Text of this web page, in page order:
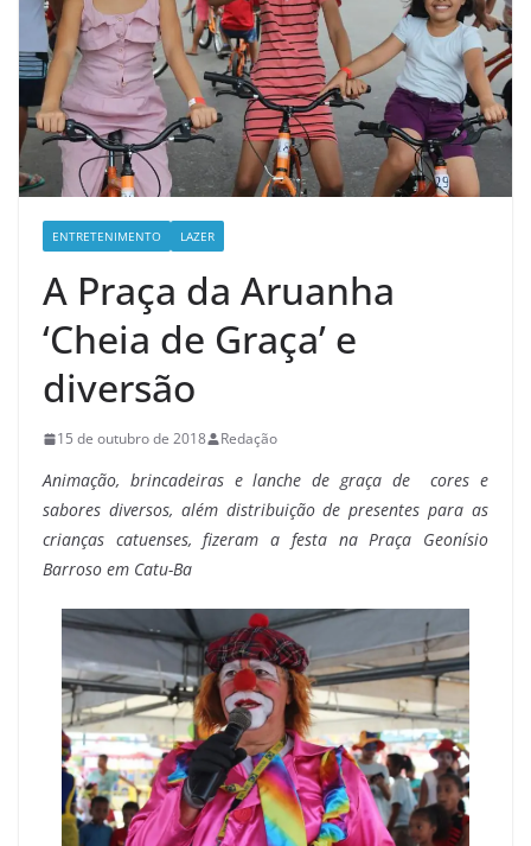
ENTRETENIMENTO LAZER
A Praça da Aruanha
‘Cheia de Graça’ e
diversão
15 de outubro de 2018 Redação
Animação, brincadeiras e lanche de graça de cores e
sabores diversos, além distribuição de presentes para as
crianças catuenses, fizeram a festa na Praça Geonísio
Barroso em Catu-Ba